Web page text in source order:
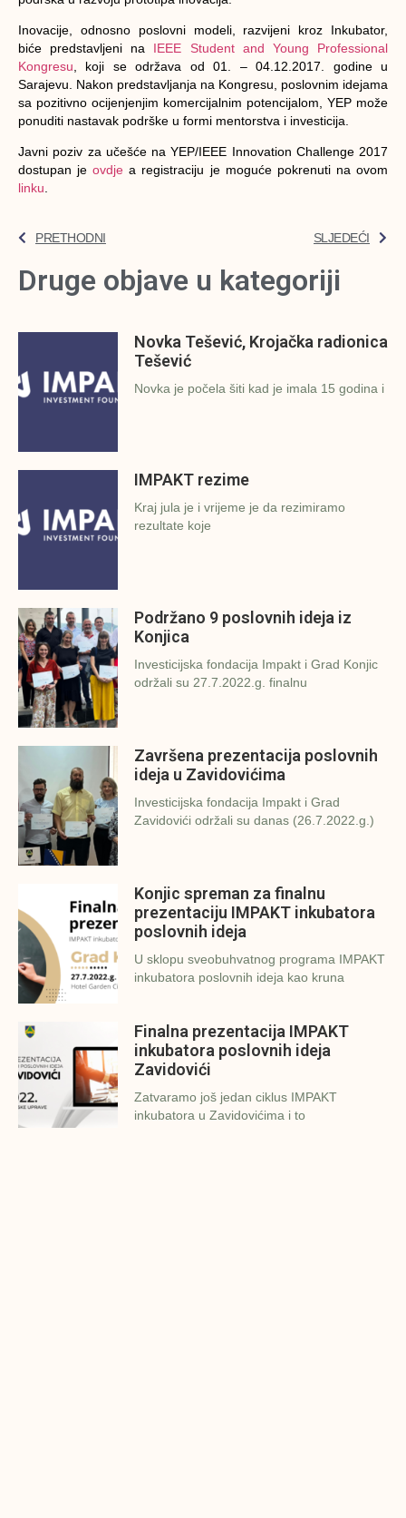
Inovacije, odnosno poslovni modeli, razvijeni kroz Inkubator,
biće predstavljeni na IEEE Student and Young Professional
Kongresu , koji se održava od 01. – 04.12.2017. godine u
Sarajevu. Nakon predstavljanja na Kongresu, poslovnim idejama
sa pozitivno ocijenjenjim komercijalnim potencijalom, YEP može
ponuditi nastavak podrške u formi mentorstva i investicija.
Javni poziv za učešće na YEP/IEEE Innovation Challenge 2017
dostupan jeovdjea registraciju je moguće pokrenuti na ovom
linku.
PRETHODNI SLJEDEĆI
Druge objave u kategoriji
Novka Tešević, Krojačka radionica
Tešević
Novka je počela šiti kad je imala 15 godina i
IMPAKT rezime
Kraj jula je i vrijeme je da rezimiramo
rezultate koje
Podržano 9 poslovnih ideja iz
Konjica
Investicijska fondacija Impakt i Grad Konjic
održali su 27.7.2022.g. finalnu
Završena prezentacija poslovnih
ideja u Zavidovićima
Investicijska fondacija Impakt i Grad
Zavidovići održali su danas (26.7.2022.g.)
Konjic spreman za finalnu
prezentaciju IMPAKT inkubatora
poslovnih ideja
U sklopu sveobuhvatnog programa IMPAKT
inkubatora poslovnih ideja kao kruna
Finalna prezentacija IMPAKT
inkubatora poslovnih ideja
Zavidovići
Zatvaramo još jedan ciklus IMPAKT
inkubatora u Zavidovićima i to